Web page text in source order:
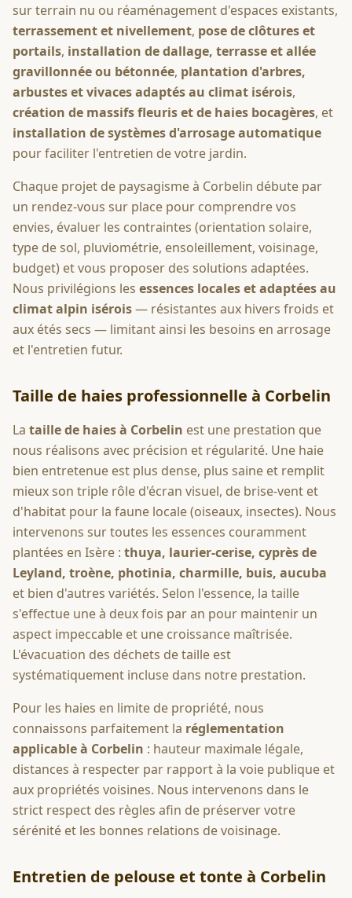
sur terrain nu ou réaménagement d'espaces existants,
terrassement et nivellement, pose de clôtures et
portails, installation de dallage, terrasse et allée
gravillonnée ou bétonnée, plantation d'arbres,
arbustes et vivaces adaptés au climat isérois,
création de massifs fleuris et de haies bocagères, et
installation de systèmes d'arrosage automatique
pour faciliter l'entretien de votre jardin.
Chaque projet de paysagisme à Corbelin débute par
un rendez-vous sur place pour comprendre vos
envies, évaluer les contraintes (orientation solaire,
type de sol, pluviométrie, ensoleillement, voisinage,
budget) et vous proposer des solutions adaptées.
Nous privilégions les essences locales et adaptées au
climat alpin isérois— résistantes aux hivers froids et
aux étés secs — limitant ainsi les besoins en arrosage
et l'entretien futur.
Taille de haies professionnelle à Corbelin
La taille de haies à Corbelin est une prestation que
nous réalisons avec précision et régularité. Une haie
bien entretenue est plus dense, plus saine et remplit
mieux son triple rôle d'écran visuel, de brise-vent et
d'habitat pour la faune locale (oiseaux, insectes). Nous
intervenons sur toutes les essences couramment
plantées en Isère : thuya, laurier-cerise, cyprès de
Leyland, troène, photinia, charmille, buis, aucuba
et bien d'autres variétés. Selon l'essence, la taille
s'effectue une à deux fois par an pour maintenir un
aspect impeccable et une croissance maîtrisée.
L'évacuation des déchets de taille est
systématiquement incluse dans notre prestation.
Pour les haies en limite de propriété, nous
connaissons parfaitement la réglementation
applicable à Corbelin : hauteur maximale légale,
distances à respecter par rapport à la voie publique et
aux propriétés voisines. Nous intervenons dans le
strict respect des règles afin de préserver votre
sérénité et les bonnes relations de voisinage.
Entretien de pelouse et tonte à Corbelin